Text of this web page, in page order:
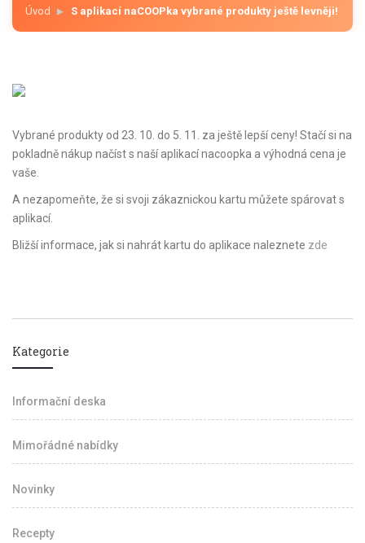
Úvod S aplikací naCOOPka vybrané produkty ještě levněji!
Vybrané produkty od 23. 10. do 5. 11. za ještě lepší ceny! Stačí si na
pokladně nákup načíst s naší aplikací nacoopka a výhodná cena je
vaše.
A nezapomeňte, že si svoji zákaznickou kartu můžete spárovat s
aplikací.
Bližší informace, jak si nahrát kartu do aplikace naleznete zde
Kategorie
Informační deska
Mimořádné nabídky
Novinky
Recepty